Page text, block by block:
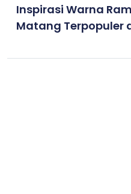
Inspirasi Warna
Matang Terpopuler